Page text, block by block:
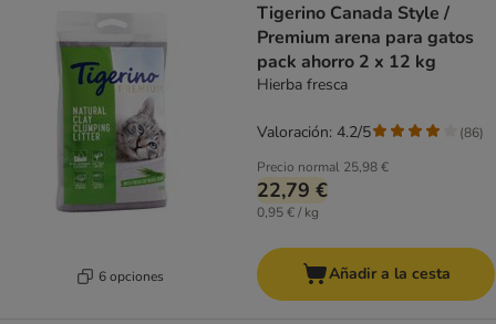
6 opciones
Tigerino Canada Style /
Premium arena para gatos
pack ahorro 2 x 12 kg
Hierba fresca
Precio normal 25,98 €
22,79 €
0,95 € / kg
Valoración: 4.2/5 (86)
Añadir a la cesta